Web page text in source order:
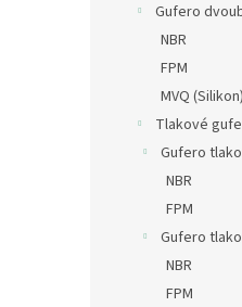
Gufero
NBR
FPM
MVQ (Silikon)
Tlakové
Gufero
NBR
FPM
Gufero
NBR
FPM